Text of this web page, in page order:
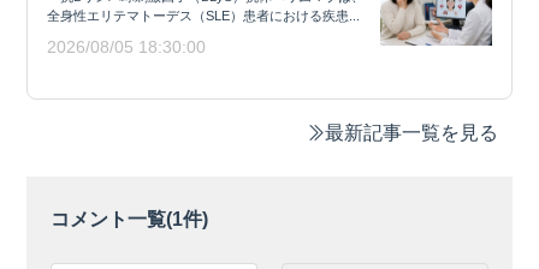
全身性エリテマトーデス（SLE）患者における疾患...
2026/08/05 18:30:00
最新記事一覧を見る
コメント一覧(1件)